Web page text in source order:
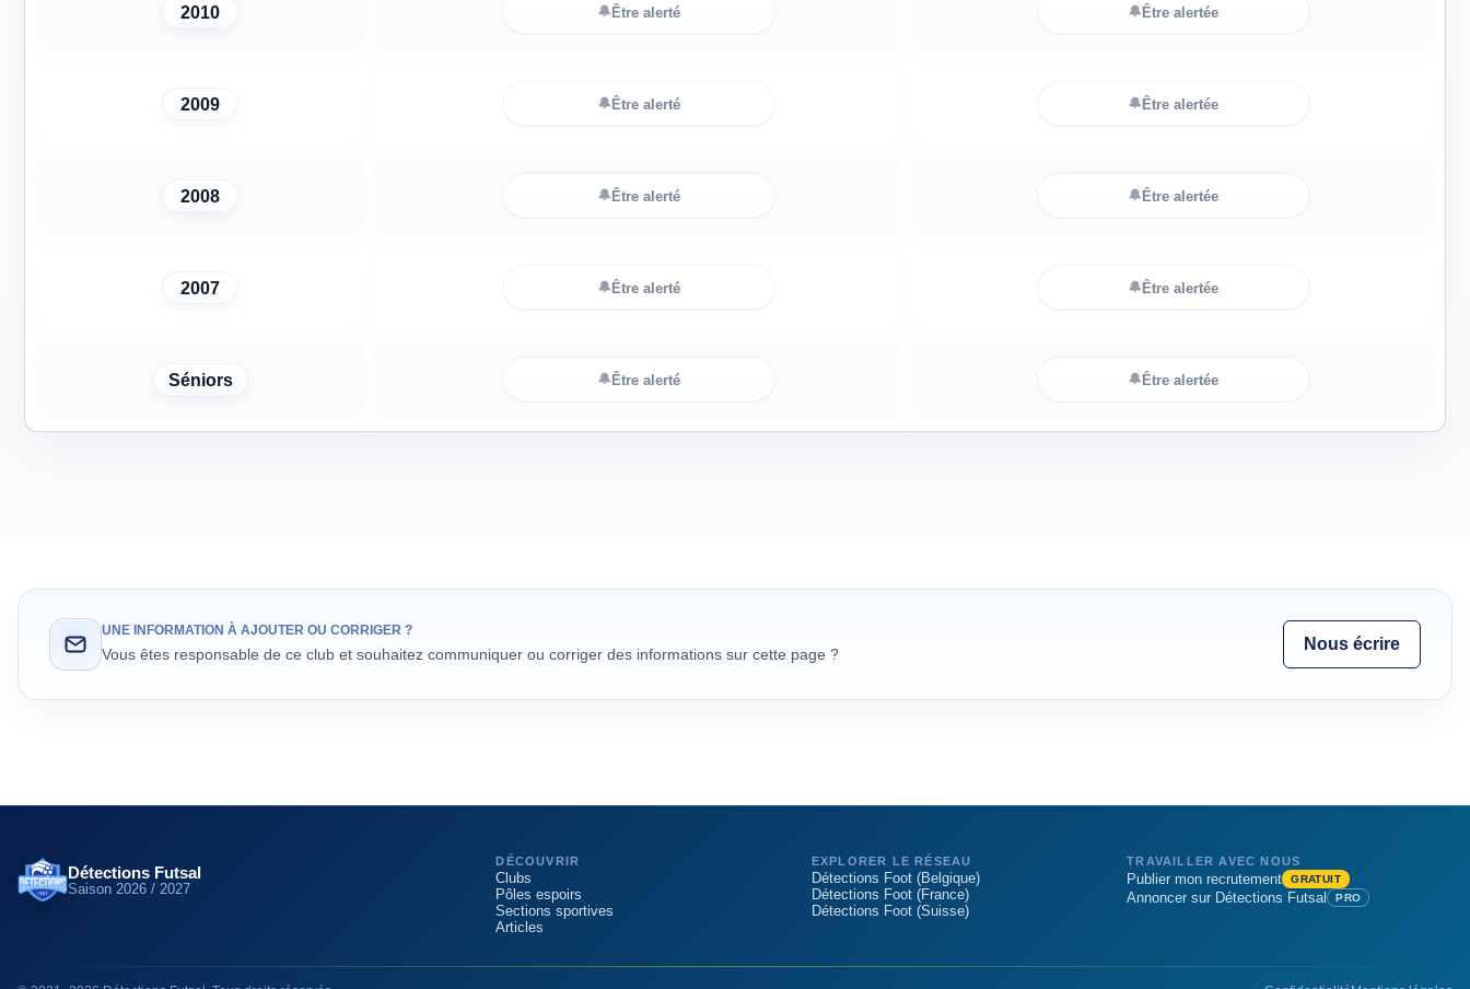
2010 🔔Être alerté 🔔Être alertée
2009 🔔Être alerté 🔔Être alertée
2008 🔔Être alerté 🔔Être alertée
2007 🔔Être alerté 🔔Être alertée
Séniors 🔔Être alerté 🔔Être alertée
UNE INFORMATION À AJOUTER OU CORRIGER ?
Vous êtes responsable de ce club et souhaitez communiquer ou corriger des informations sur cette page ?
Nous écrire
Détections Futsal
Saison 2026 / 2027
DÉCOUVRIR
Clubs
Pôles espoirs
Sections sportives
Articles
EXPLORER LE RÉSEAU
Détections Foot (Belgique)
Détections Foot (France)
Détections Foot (Suisse)
TRAVAILLER AVEC NOUS
Publier mon recrutement GRATUIT
Annoncer sur Détections Futsal PRO